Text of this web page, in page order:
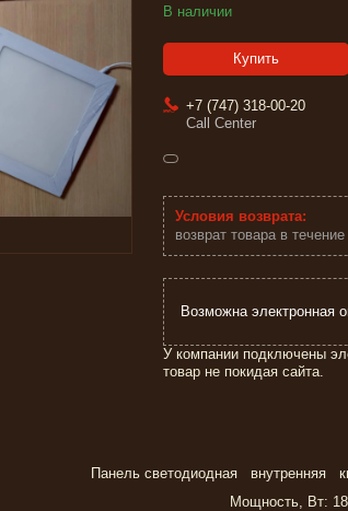
В наличии
Купить
+7 (747) 318-00-20
Call Center
возврат товара в
У компании подключены
товар не покидая сайта.
Панель светодиодная внутренняя
Мощность, Вт: 18